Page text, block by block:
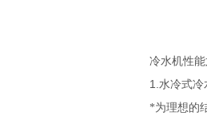
冷水机性
1. 水冷式冷
*为理想的